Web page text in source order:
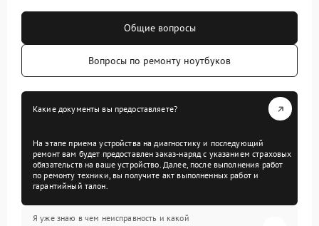
Общие вопросы
Вопросы по ремонту ноутбуков
Какие документы вы предоставляете?
На этапе приема устройства на диагностику и последующий
ремонт вам будет предоставлен заказ-наряд с указанием страховых
обязательств на ваше устройство. Далее, после выполнения работ
по ремонту техники, вы получите акт выполненных работ и
гарантийный талон.
Я уже знаю в чем неисправность и какой